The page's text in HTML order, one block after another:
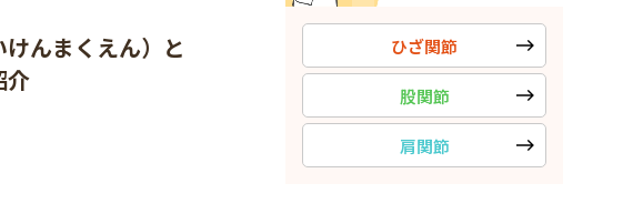
けんまくえん）と
介
ひざ関節
股関節
肩関節